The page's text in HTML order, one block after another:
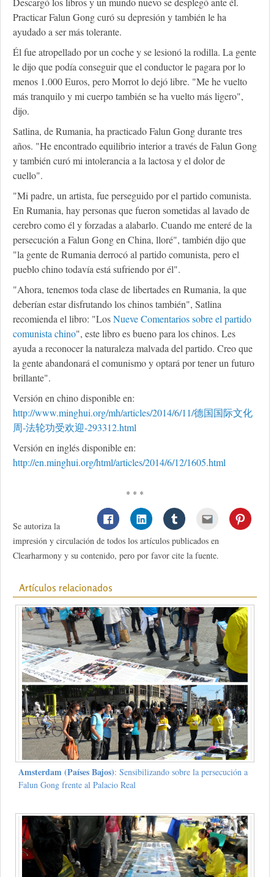
Practicar Falun Gong curó su depresión y también le ha
ayudado a ser más tolerante.
Él fue atropellado por un coche y se lesionó la rodilla. La gente
le dijo que podía conseguir que el conductor le pagara por lo
menos 1.000 Euros, pero Morrot lo dejó libre. "Me he vuelto
más tranquilo y mi cuerpo también se ha vuelto más ligero",
dijo.
Satlina, de Rumania, ha practicado Falun Gong durante tres
años. "He encontrado equilibrio interior a través de Falun Gong
y también curó mi intolerancia a la lactosa y el dolor de
cuello".
"Mi padre, un artista, fue perseguido por el partido comunista.
En Rumania, hay personas que fueron sometidas al lavado de
cerebro como él y forzadas a alabarlo. Cuando me enteré de la
persecución a Falun Gong en China, lloré", también dijo que
"la gente de Rumania derrocó al partido comunista, pero el
pueblo chino todavía está sufriendo por él".
"Ahora, tenemos toda clase de libertades en Rumania, la que
deberían estar disfrutando los chinos también", Satlina
recomienda el libro: "LosNueve Comentarios sobre el partido
comunista chino", este libro es bueno para los chinos. Les
ayuda a reconocer la naturaleza malvada del partido. Creo que
la gente abandonará el comunismo y optará por tener un futuro
brillante".
Versión en chino disponible en:
http://www.minghui.org/mh/articles/2014/6/11/德国国际文化
周-法轮功受欢迎-293312.html
Versión en inglés disponible en:
http://en.minghui.org/html/articles/2014/6/12/1605.html
* * *
Se autoriza la
impresión y circulación de todos los artículos publicados en
Clearharmony y su contenido, pero por favor cite la fuente.
Artículos relacionados
Amsterdam (Países Bajos): Sensibilizando sobre la persecución a
Falun Gong frente al Palacio Real